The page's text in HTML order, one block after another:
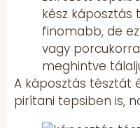
kész káposztás
finomabb, de
vagy
meghintve
A káposztás tésztát
pirítani tepsiben is,